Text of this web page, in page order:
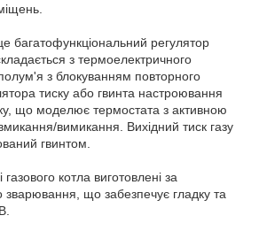
багатофункціональний регулятор
з термоелектричного
з блокуванням повторного
тиску або гвинта настроювання
що моделює термостата з активною
вимикання. Вихідний тиск газу
гвинтом.
котла виготовлені за
зварювання, що забезпечує гладку та